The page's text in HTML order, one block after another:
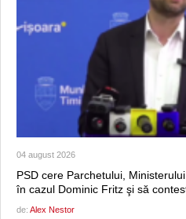
04 august 2026
PSD cere Parchetului,
în cazul Dominic Fritz şi să
de: Alex Nestor